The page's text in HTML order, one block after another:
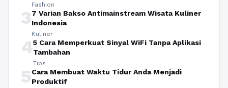
Fashion
37 Varian Bakso Antimainstream Wisata Kuliner
Indonesia
Kuliner
45 Cara Memperkuat Sinyal WiFi Tanpa Aplikasi
Tambahan
Tips
5Cara Membuat Waktu Tidur Anda Menjadi
Produktif